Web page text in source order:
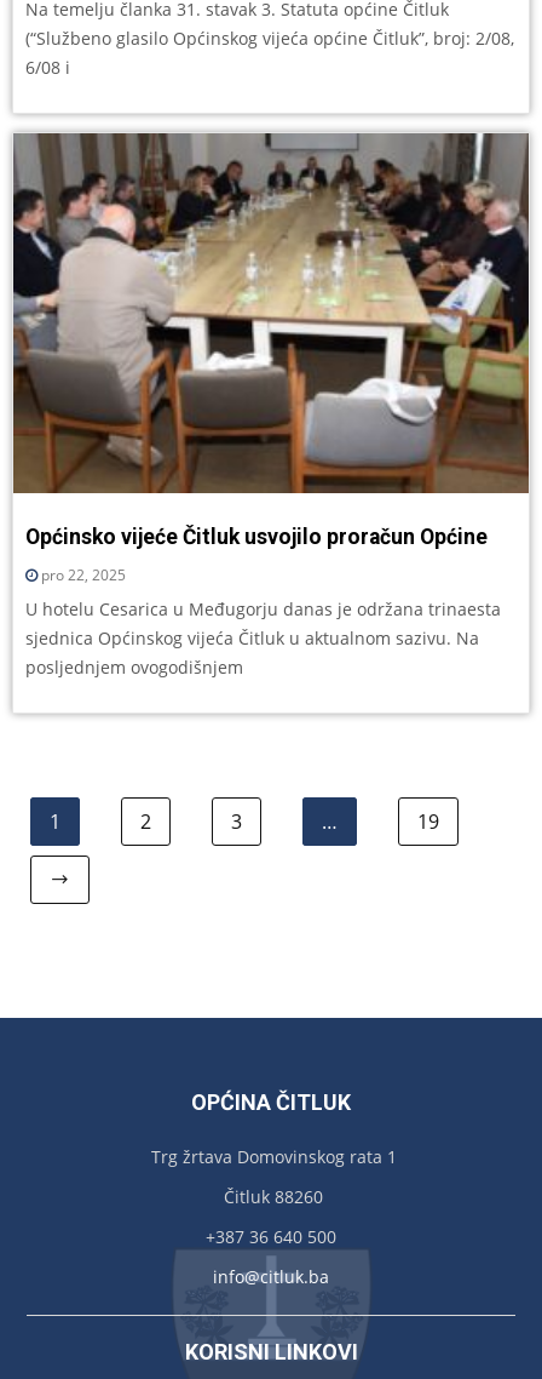
Na temelju članka 31. stavak 3. Statuta općine Čitluk
(“Službeno glasilo Općinskog vijeća općine Čitluk”, broj: 2/08,
6/08 i
Općinsko vijeće Čitluk usvojilo proračun Općine
pro 22, 2025
U hotelu Cesarica u Međugorju danas je održana trinaesta
sjednica Općinskog vijeća Čitluk u aktualnom sazivu. Na
posljednjem ovogodišnjem
1 2 3 … 19
OPĆINA ČITLUK
Trg žrtava Domovinskog rata 1
Čitluk 88260
+387 36 640 500
info@citluk.ba
KORISNI LINKOVI